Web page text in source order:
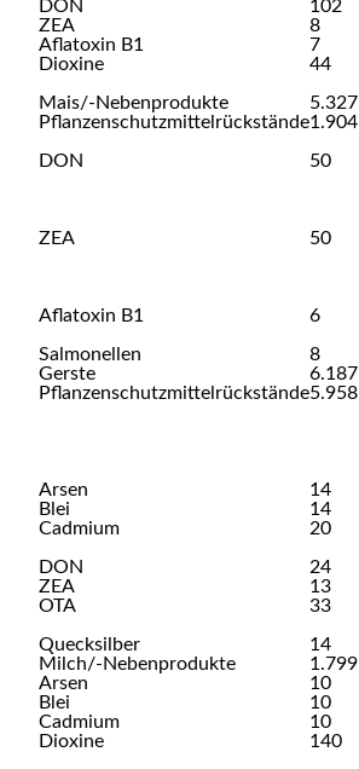
DON
102
ZEA
8
Aflatoxin B1
7
Dioxine
44
Mais/-Nebenprodukte
5.327
Pflanzenschutzmittelrückstände1.904
DON
50
ZEA 50
Aflatoxin B1 6
Salmonellen
8
Gerste
6.187
Pflanzenschutzmittelrückstände5.958
Arsen
14
Blei
14
Cadmium
20
DON
24
ZEA
13
OTA
33
Quecksilber
14
Milch/-Nebenprodukte
1.799
Arsen
10
Blei
10
Cadmium
10
Dioxine
140